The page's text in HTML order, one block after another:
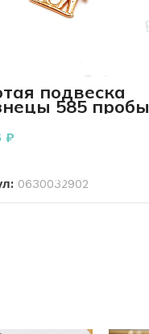
подвеска
585 пробы
₽
0630032902